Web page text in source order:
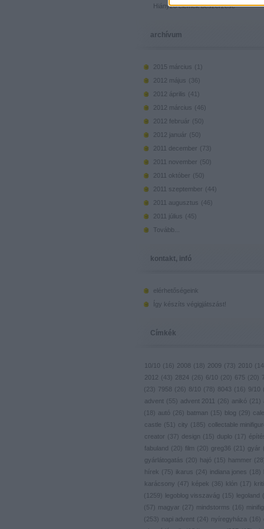
Hiányzó elemek beszerzése
archívum
2015 március (
)
2012 május ( 36 )
2012 április ( 41
)
2012 március ( 46 )
2012 február ( 50)
2012 január ( 50)
2011 december ( 73)
2011 november ( 50)
2011 október ( 50)
2011 szeptember ( 44)
2011 augusztus ( 46 )
2011 július ( 45)
Tovább
kontakt, infó
elérhetőségeink
Így készíts végigjátszást!
Címkék
10/10 ( 16 ) 2008 ( 18 ) 2009 ( 73) 2010 (
2012 ( 43) 2824 ( 26 ) 6/10 ( 20) 675 ( 20)
( 23) 7958 ( 26 ) 8/10 ( 78 ) 8043 ( 16 ) 9/10 (
advent ( 55) advent 2011 ( 26 ) anikó ( 21 )
(
18 ) autó ( 26 ) batman ( 15) blog ( 29)
castle ( 51 ) city ( 185) collectable
creator ( 37) design ( 15) duplo ( 17)
fabuland ( 20) film ( 20) greg36 ( 21 ) gyár (
gyárlátogatás ( 20) hajó ( 15) hammer ( 28
hírek ( 75) ikarus ( 24) indiana jones ( 18 )
karácsony ( 47) képek ( 36 ) klón ( 17)
(
1259) legoblog visszavág ( 15) legoland (
( 57) magyar ( 27) mindstorms ( 16 ) minifig
( 253) napi advent ( 24) nyíregyháza ( 16 )